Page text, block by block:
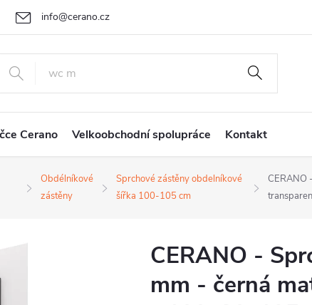
+420 226 400 232
info@cerano.cz
Cenová nabídka na míru
Cerano Velkoobchodní spolupráce Kontakt
Obdélníkové
zástěny
Sprchové zástěny obdelníkové
šířka 100-105 cm
CERANO
CERANO -
mm - černá